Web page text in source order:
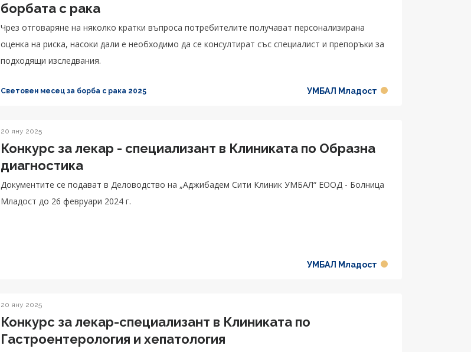
борбата с рака
Чрез отговаряне на няколко кратки въпроса потребителите получават персонализирана
оценка на риска, насоки дали е необходимо да се консултират със специалист и препоръки за
подходящи изследвания.
Световен месец за борба с рака 2025 УМБАЛ Младост
20 яну 2025
Конкурс за лекар - специализант в Клиниката по Образна
диагностика
Документите се подават в Деловодство на „Аджибадем Сити Клиник УМБАЛ“ ЕООД - Болница
Младост до 26 февруари 2024 г.
УМБАЛ Младост
20 яну 2025
Конкурс за лекар-специализант в Клиниката по
Гастроентерология и хепатология